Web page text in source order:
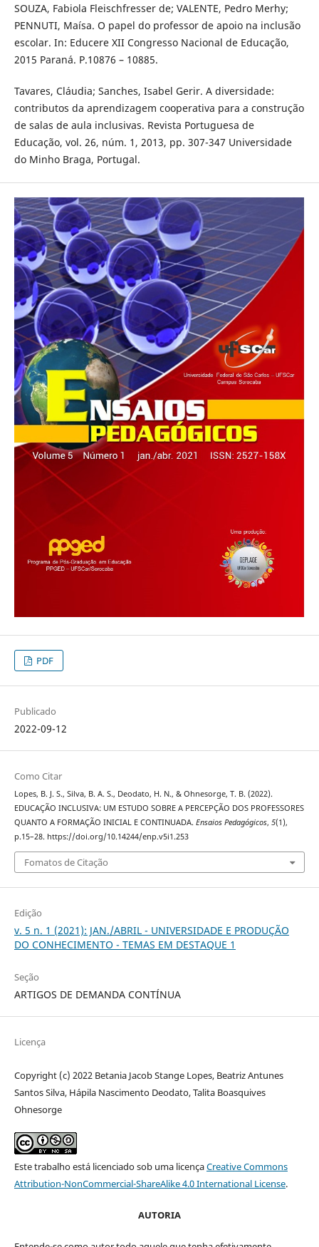
SOUZA, Fabiola Fleischfresser de; VALENTE, Pedro Merhy;
PENNUTI, Maísa. O papel do professor de apoio na inclusão
escolar. In: Educere XII Congresso Nacional de Educação,
2015 Paraná. P.10876 – 10885.
Tavares, Cláudia; Sanches, Isabel Gerir. A diversidade:
contributos da aprendizagem cooperativa para a construção
de salas de aula inclusivas. Revista Portuguesa de
Educação, vol. 26, núm. 1, 2013, pp. 307-347 Universidade
do Minho Braga, Portugal.
PDF
Publicado
2022-09-12
Como Citar
Lopes, B. J. S., Silva, B. A. S., Deodato, H. N., & Ohnesorge, T. B. (2022).
EDUCAÇÃO INCLUSIVA: UM ESTUDO SOBRE A PERCEPÇÃO DOS PROFESSORES
QUANTO A FORMAÇÃO INICIAL E CONTINUADA. Ensaios Pedagógicos, 5(1),
p.15–28. https://doi.org/10.14244/enp.v5i1.253
Fomatos de Citação
Edição
v. 5 n. 1 (2021): JAN./ABRIL - UNIVERSIDADE E PRODUÇÃO
DO CONHECIMENTO - TEMAS EM DESTAQUE 1
Seção
ARTIGOS DE DEMANDA CONTÍNUA
Licença
Copyright (c) 2022 Betania Jacob Stange Lopes, Beatriz Antunes
Santos Silva, Hápila Nascimento Deodato, Talita Boasquives
Ohnesorge
Este trabalho está licenciado sob uma licençaCreative Commons
Attribution-NonCommercial-ShareAlike 4.0 International License.
AUTORIA